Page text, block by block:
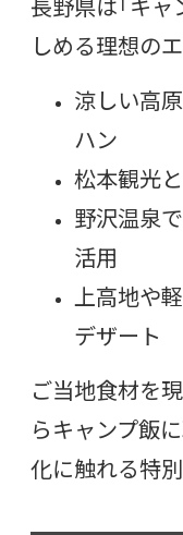
しめる理想のエ
涼しい高
ハン
松本観光
野沢温泉
活用
上高地や
デザート
ご当地食材を
らキャンプ飯
化に触れる特